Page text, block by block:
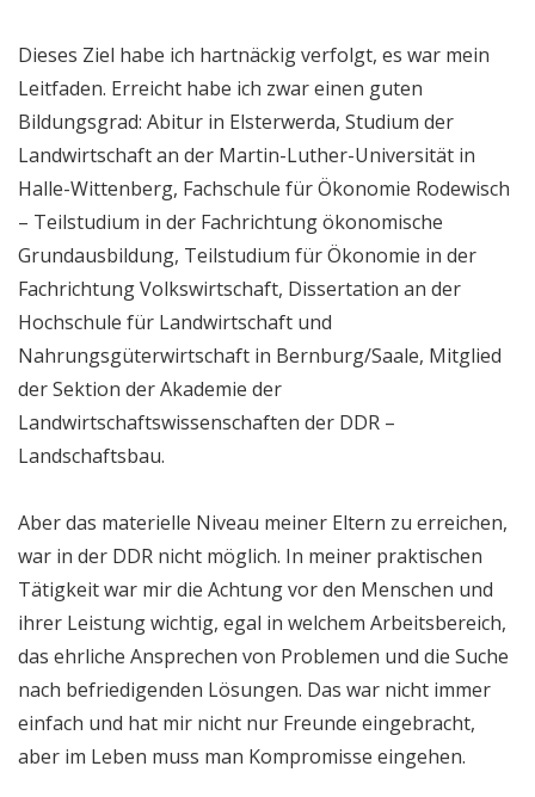
Dieses Ziel habe ich hartnäckig verfolgt, es war mein
Leitfaden. Erreicht habe ich zwar einen guten
Bildungsgrad: Abitur in Elsterwerda, Studium der
Landwirtschaft an der Martin-Luther-Universität in
Halle-Wittenberg, Fachschule für Ökonomie Rodewisch
– Teilstudium in der Fachrichtung ökonomische
Grundausbildung, Teilstudium für Ökonomie in der
Fachrichtung Volkswirtschaft, Dissertation an der
Hochschule für Landwirtschaft und
Nahrungsgüterwirtschaft in Bernburg/Saale, Mitglied
der Sektion der Akademie der
Landwirtschaftswissenschaften der DDR –
Landschaftsbau.
Aber das materielle Niveau meiner Eltern zu erreichen,
war in der DDR nicht möglich. In meiner praktischen
Tätigkeit war mir die Achtung vor den Menschen und
ihrer Leistung wichtig, egal in welchem Arbeitsbereich,
das ehrliche Ansprechen von Problemen und die Suche
nach befriedigenden Lösungen. Das war nicht immer
einfach und hat mir nicht nur Freunde eingebracht,
aber im Leben muss man Kompromisse eingehen.